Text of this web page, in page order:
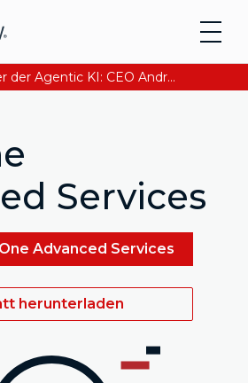
Identität im Zeitalter der Agentic KI: CEO Andre Durand über den Aufbau von digitalem Vertrauen
Services
Advanced Services
herunterladen